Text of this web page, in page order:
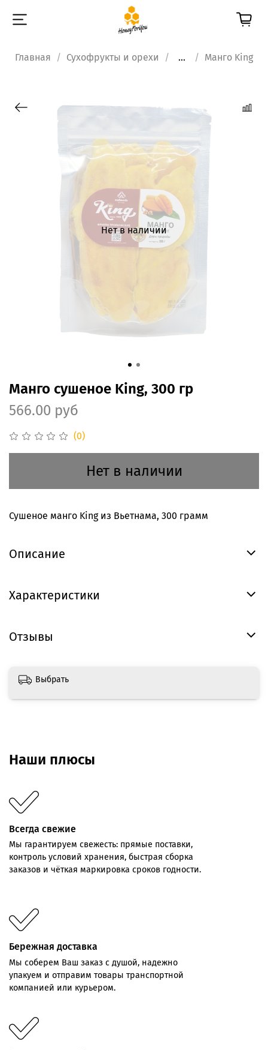
Главная Сухофрукты и орехи ... Манго King
Нет в наличии
(0)
Манго сушеное King, 300 гр
566.00 руб
Нет в наличии
Сушеное манго King из Вьетнама, 300 грамм
Описание
Характеристики
Отзывы
Выбрать
Наши плюсы
Всегда свежие
Мы гарантируем свежесть: прямые поставки,
контроль условий хранения, быстрая сборка
заказов и чёткая маркировка сроков годности.
Бережная доставка
Мы соберем Ваш заказ с душой, надежно
упакуем и отправим товары транспортной
компанией или курьером.